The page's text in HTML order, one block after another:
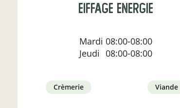
Eiffage Energie
Mardi 08:00-08:00
Jeudi
08:00-08:00
crèmerie viande